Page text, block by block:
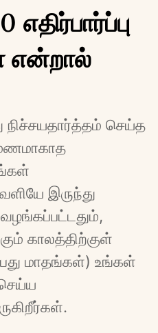
என்றால்
நிச்சயதார்த்தம் செய்த
இருந்து
காலத்திற்குள்
மாதங்கள்) உங்கள்